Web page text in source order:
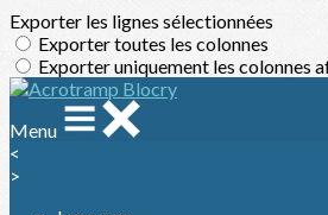
Exporter les lignes sélectionnées
Exporter toutes les colonnes
Exporter uniquement les colonnes
Menu
<
>